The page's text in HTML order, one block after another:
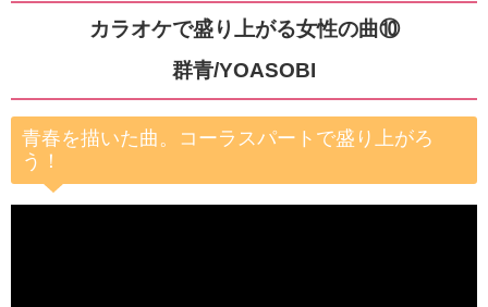
カラオケで盛り上がる女性の曲⑩
群青/YOASOBI
青春を描いた曲。コーラスパートで盛り上がろ
う！